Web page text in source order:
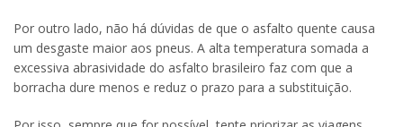
Por outro lado, não há dúvidas de que o asfalto quente causa
um desgaste maior aos pneus. A alta temperatura somada a
excessiva abrasividade do asfalto brasileiro faz com que a
borracha dure menos e reduz o prazo para a substituição.